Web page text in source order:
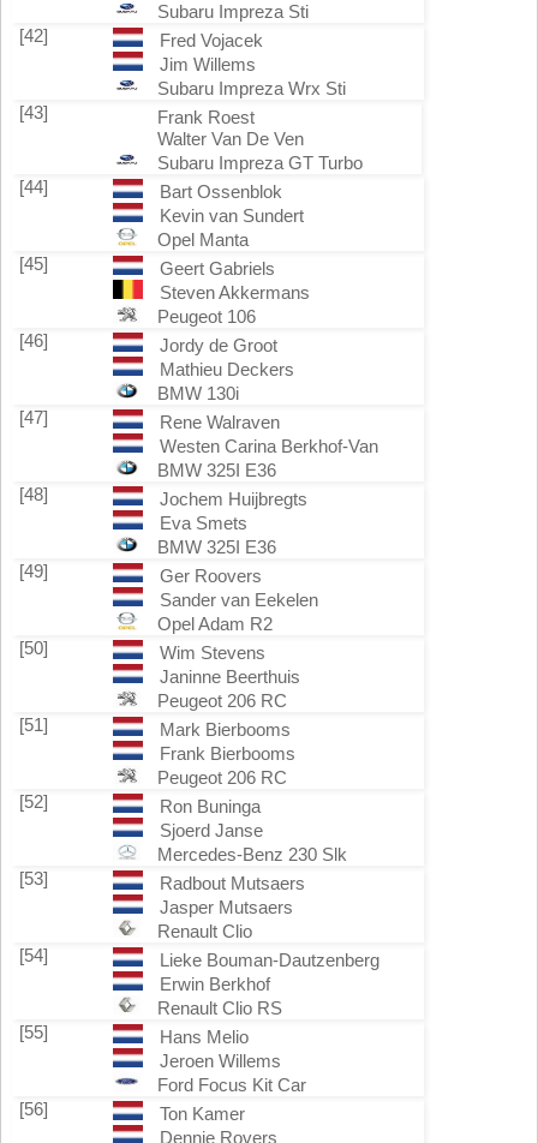
Subaru Impreza Sti
[42]
Fred Vojacek
Jim Willems
Subaru Impreza Wrx Sti
[43]
Frank Roest
Walter Van De Ven
Subaru Impreza GT Turbo
[44]
Bart Ossenblok
Kevin van Sundert
Opel Manta
[45]
Geert Gabriels
Steven Akkermans
Peugeot 106
[46]
Jordy de Groot
Mathieu Deckers
BMW 130i
[47]
Rene Walraven
Westen Carina Berkhof-Van
BMW 325I E36
[48]
Jochem Huijbregts
Eva Smets
BMW 325I E36
[49]
Ger Roovers
Sander van Eekelen
Opel Adam R2
[50]
Wim Stevens
Janinne Beerthuis
Peugeot 206 RC
[51]
Mark Bierbooms
Frank Bierbooms
Peugeot 206 RC
[52]
Ron Buninga
Sjoerd Janse
Mercedes-Benz 230 Slk
[53]
Radbout Mutsaers
Jasper Mutsaers
Renault Clio
[54]
Lieke Bouman-Dautzenberg
Erwin Berkhof
Renault Clio RS
[55]
Hans Melio
Jeroen Willems
Ford Focus Kit Car
[56]
Ton Kamer
Dennie Rovers